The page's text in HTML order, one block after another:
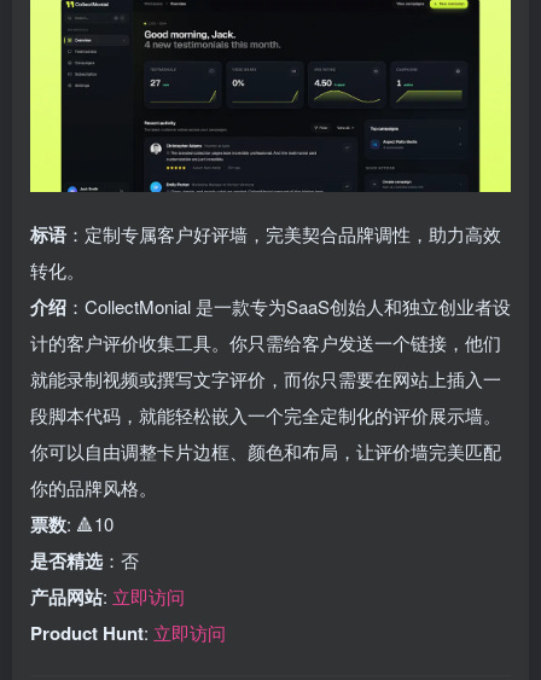
标语 ：定制专属客户好评墙，完美契合品牌调性，助力高效
转化。
介绍 ：CollectMonial 是一款专为SaaS创始人和独立创业者设
计的客户评价收集工具。你只需给客户发送一个链接，他们
就能录制视频或撰写文字评价，而你只需要在网站上插入一
段脚本代码，就能轻松嵌入一个完全定制化的评价展示墙。
你可以自由调整卡片边框、颜色和布局，让评价墙完美匹配
你的品牌风格。
票数: 🔺10
是否精选 ：否
产品网站: 立即访问
Product Hunt: 立即访问